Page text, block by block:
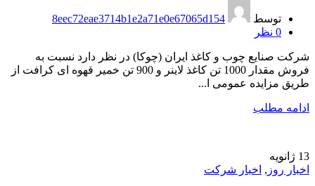
توسط
8eec72eae3714b1e2a71e0e67065d154
0 نظر
شركت صنايع چوب و كاغذ ايران (چوكا) در نظر دارد نسبت به
فروش مقدار 1000 تن کاغذ لاینر و 900 تن خمیر قهوه ای کرافت از
طریق مزایده عمومی ا...
ادامه مطلب
13 ژانویه
اخبار روز , اخبار شرکت